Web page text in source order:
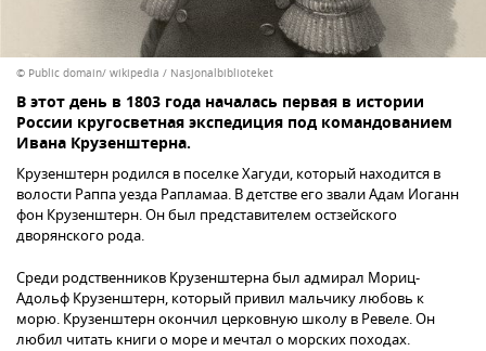
© Public domain/ wikipedia / Nasjonalbiblioteket
В этот день в 1803 года началась первая в истории
России кругосветная экспедиция под командованием
Ивана Крузенштерна.
Крузенштерн родился в поселке Хагуди, который находится в
волости Раппа уезда Рапламаа. В детстве его звали Адам Иоганн
фон Крузенштерн. Он был представителем остзейского
дворянского рода.
Среди родственников Крузенштерна был адмирал Мориц-
Адольф Крузенштерн, который привил мальчику любовь к
морю. Крузенштерн окончил церковную школу в Ревеле. Он
любил читать книги о море и мечтал о морских походах.